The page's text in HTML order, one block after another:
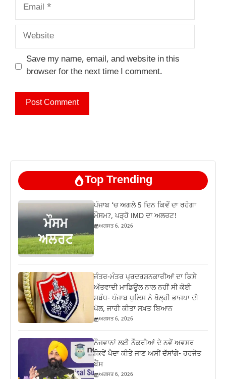
Website
Save my name, email, and website in this
browser for the next time I comment.
Top Trending
ਪੰਜਾਬ ‘ਚ ਅਗਲੇ 5 ਦਿਨ ਕਿਵੇਂ ਦਾ ਰਹੇਗਾ
ਮੌਸਮ?, ਪੜ੍ਹੋ IMD ਦਾ ਅਲਰਟ!
ਅਗਸਤ 6, 2026
ਜੰਤਰ-ਮੰਤਰ ਪ੍ਰਦਰਸ਼ਨਕਾਰੀਆਂ ਦਾ ਕਿਸੇ
ਅੱਤਵਾਦੀ ਮਾਡਿਊਲ ਨਾਲ ਨਹੀਂ ਸੀ ਕੋਈ
ਸਬੰਧ- ਪੰਜਾਬ ਪੁਲਿਸ ਨੇ ਖੋਲ੍ਹੀ ਭਾਜਪਾ ਦੀ
ਪੋਲ, ਜਾਰੀ ਕੀਤਾ ਸਖ਼ਤ ਬਿਆਨ
ਅਗਸਤ 6, 2026
ਨੌਜਵਾਨਾਂ ਲਈ ਨੌਕਰੀਆਂ ਦੇ ਨਵੇਂ ਅਵਸਰ
ਕਿਵੇਂ ਪੈਦਾ ਕੀਤੇ ਜਾਣ ਅਸੀਂ ਦੱਸਾਂਗੇ- ਹਰਜੋਤ
ਬੈਂਸ
ਅਗਸਤ 6, 2026